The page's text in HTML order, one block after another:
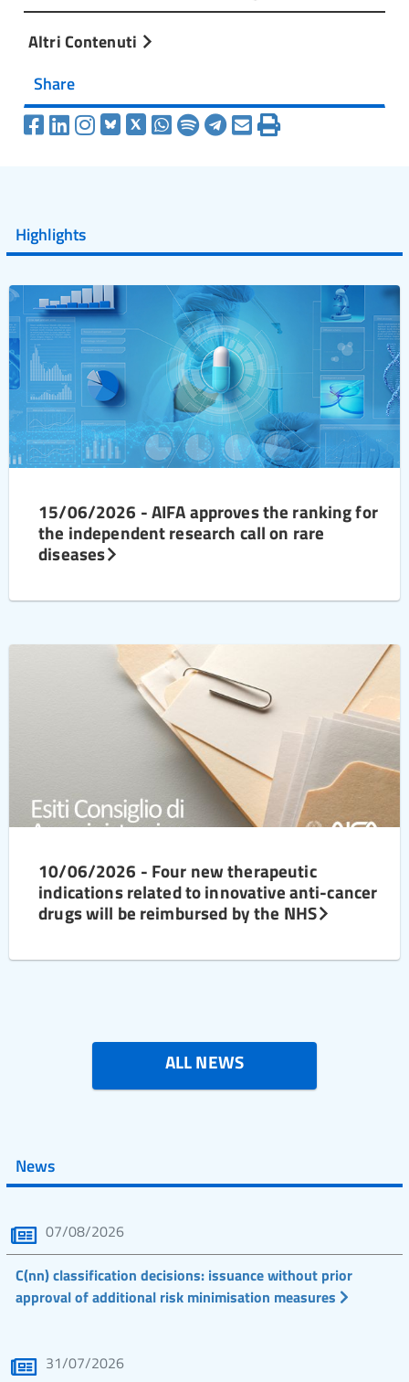
Altri Contenuti
Share
Highlights
15/06/2026 - AIFA approves the ranking for
the independent research call on rare
diseases
10/06/2026 - Four new therapeutic
indications related to innovative anti-cancer
drugs will be reimbursed by the NHS
ALL NEWS
News
07/08/2026
C(nn) classification decisions: issuance without prior
approval of additional risk minimisation measures
31/07/2026